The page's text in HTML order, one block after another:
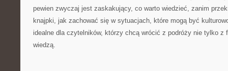
pewien zwyczaj jest zaskakujący, co warto wiedzieć, zanim
knajpki, jak zachować się w sytuacjach, które mogą być
idealne dla czytelników, którzy chcą wrócić z podróży nie tylko z
wiedzą.